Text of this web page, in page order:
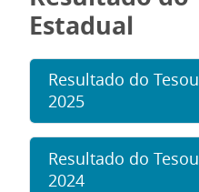
Estadual
Resultado do
2025
Resultado do
2024